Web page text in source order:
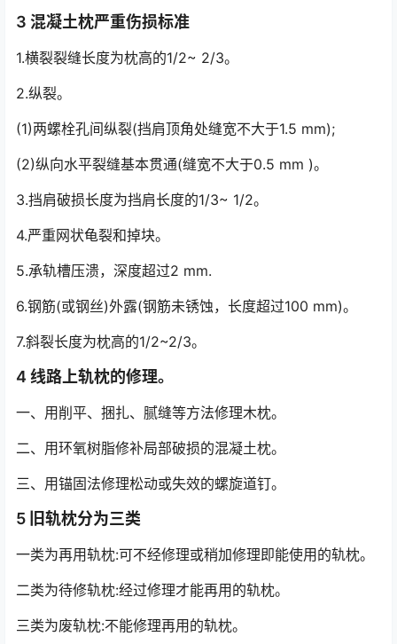
3 混凝土枕严重伤损标准
1.横裂裂缝长度为枕高的1/2~ 2/3。
2.纵裂。
(1)两螺栓孔间纵裂(挡肩顶角处缝宽不大于1.5 mm);
(2)纵向水平裂缝基本贯通(缝宽不大于0.5 mm )。
3.挡肩破损长度为挡肩长度的1/3~ 1/2。
4.严重网状龟裂和掉块。
5.承轨槽压溃，深度超过2 mm.
6.钢筋(或钢丝)外露(钢筋未锈蚀，长度超过100 mm)。
7.斜裂长度为枕高的1/2~2/3。
4 线路上轨枕的修理。
一、用削平、捆扎、腻缝等方法修理木枕。
二、用环氧树脂修补局部破损的混凝土枕。
三、用锚固法修理松动或失效的螺旋道钉。
5 旧轨枕分为三类
一类为再用轨枕:可不经修理或稍加修理即能使用的轨枕。
二类为待修轨枕:经过修理才能再用的轨枕。
三类为废轨枕:不能修理再用的轨枕。